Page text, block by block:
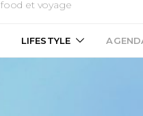
et voyage
LIFESTYLE